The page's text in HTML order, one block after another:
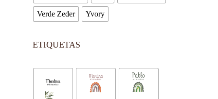
Verde Zeder Yvory
ETIQUETAS